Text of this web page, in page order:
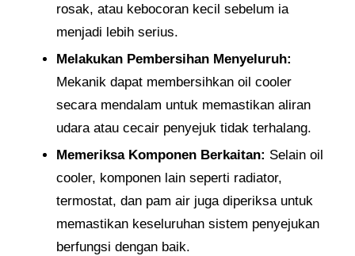
rosak, atau kebocoran kecil sebelum ia
menjadi lebih serius.
Melakukan Pembersihan Menyeluruh:
Mekanik dapat membersihkan oil cooler
secara mendalam untuk memastikan aliran
udara atau cecair penyejuk tidak terhalang.
Memeriksa Komponen Berkaitan: Selain oil
cooler, komponen lain seperti radiator,
termostat, dan pam air juga diperiksa untuk
memastikan keseluruhan sistem penyejukan
berfungsi dengan baik.